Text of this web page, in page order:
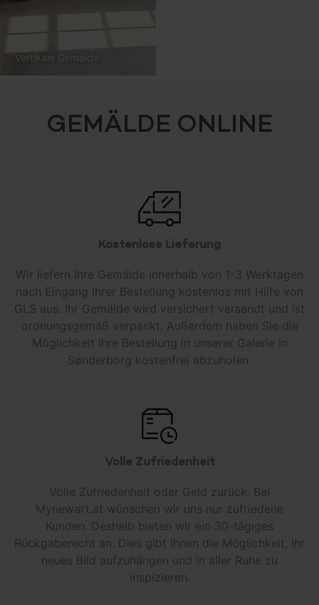
Vertikale Gemälde
GEMÄLDE ONLINE
Kostenlose Lieferung
Wir liefern Ihre Gemälde innerhalb von 1-3 Werktagen
nach Eingang Ihrer Bestellung kostenlos mit Hilfe von
GLS aus. Ihr Gemälde wird versichert versandt und ist
ordnungsgemäß verpackt. Außerdem haben Sie die
Möglichkeit Ihre Bestellung in unserer Galerie in
Sønderborg kostenfrei abzuholen.
Volle Zufriedenheit
Volle Zufriedenheit oder Geld zurück. Bei
Mynewart.at wünschen wir uns nur zufriedene
Kunden. Deshalb bieten wir ein 30-tägiges
Rückgaberecht an. Dies gibt Ihnen die Möglichkeit, Ihr
neues Bild aufzuhängen und in aller Ruhe zu
inspizieren.